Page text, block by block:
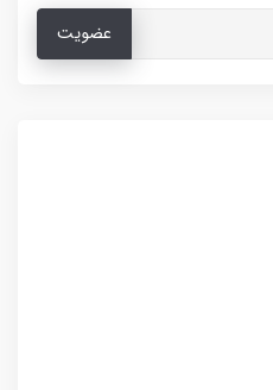
عضویت